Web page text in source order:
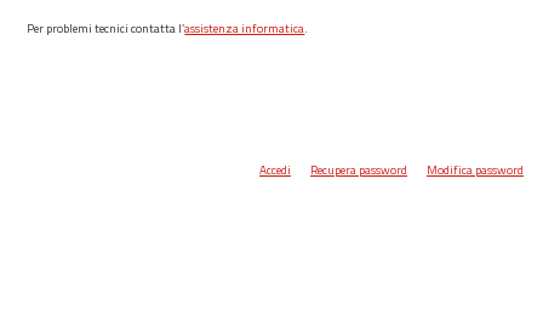
Per problemi tecnici contatta l’assistenza informatica.
Accedi Recupera password Modifica password